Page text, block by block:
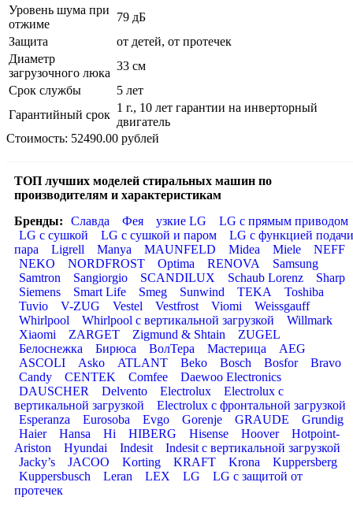
Уровень шума при
отжиме
79 дБ
Защита
от детей, от протечек
Диаметр
загрузочного люка
33 см
Срок службы
5 лет
Гарантийный срок
1 г., 10 лет гарантии на инверторный
двигатель
Стоимость: 52490.00 рублей
ТОП лучших моделей стиральных машин по
производителям и характеристикам
Бренды:
Славда Фея узкие LG
LG с прямым приводом
LG с сушкой
LG с сушкой и паром
LG с функцией подачи
пара
Ligrell Manya MAUNFELD Midea Miele
NEFF
NEKO
NORDFROST Optima RENOVA
Samsung
Samtron
Sangiorgio SCANDILUX Schaub Lorenz
Sharp
Siemens
Smart Life Smeg Sunwind TEKA
Toshiba
Tuvio
V-ZUG Vestel Vestfrost Viomi
Weissgauff
Whirlpool
Whirlpool с вертикальной загрузкой
Willmark
Xiaomi
ZARGET Zigmund & Shtain
ZUGEL
Белоснежка
Бирюса ВолТера Мастерица
AEG
ASCOLI
Asko ATLANT Beko Bosch Bosfor
Bravo
Candy
CENTEK Comfee
Daewoo Electronics
DAUSCHER
Delvento Electrolux
Electrolux с
вертикальной загрузкой
Electrolux с фронтальной загрузкой
Esperanza
Eurosoba Evgo Gorenje GRAUDE
Grundig
Haier
Hansa Hi HIBERG Hisense Hoover
Hotpoint-
Ariston
Hyundai Indesit
Indesit с вертикальной загрузкой
Jacky’s
JACOO Korting KRAFT Krona
Kuppersberg
Kuppersbusch
Leran LEX LG
LG с защитой от
протечек